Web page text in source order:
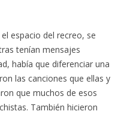
espacio del recreo, se
tenían mensajes
había que diferenciar una
las canciones que ellas y
que muchos de esos
También hicieron